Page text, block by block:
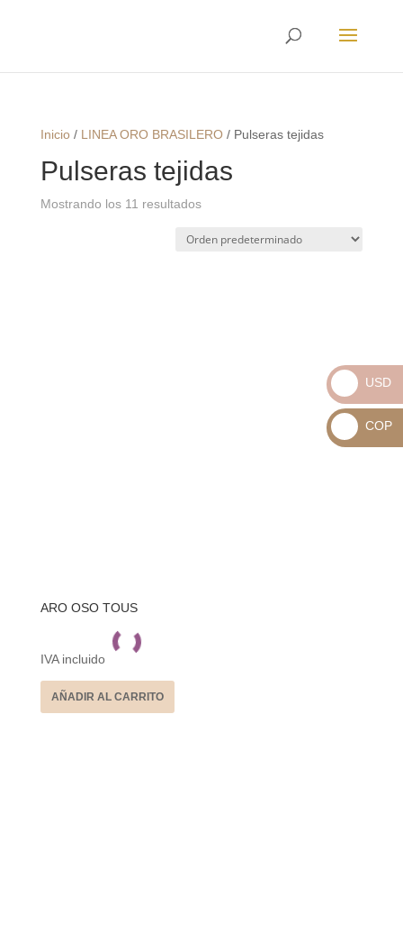
Inicio/ LINEA ORO BRASILERO/ Pulseras tejidas
Pulseras tejidas
Mostrando los 11 resultados
ARO OSO TOUS
IVA incluido
AÑADIR AL CARRITO
_
USD
USD
_
COP